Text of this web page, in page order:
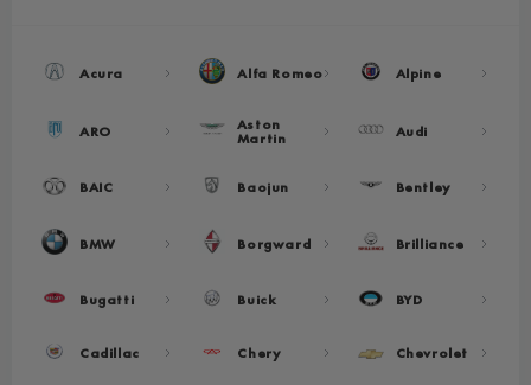
Acura Alfa Romeo Alpine
ARO Aston
Martin Audi
BAIC Baojun Bentley
BMW Borgward Brilliance
Bugatti Buick BYD
Cadillac Chery Chevrolet